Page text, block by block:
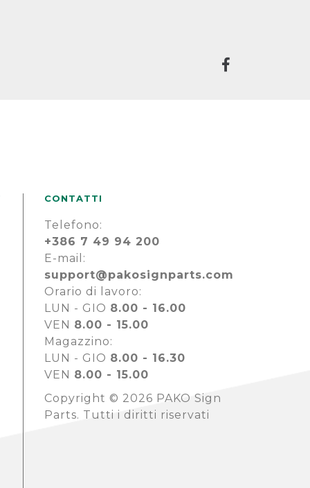
CONTATTI
Telefono:
+386 7 49 94 200
E-mail:
support@pakosignparts.com
Orario di lavoro:
LUN - GIO 8.00 - 16.00
VEN 8.00 - 15.00
Magazzino:
LUN - GIO 8.00 - 16.30
VEN 8.00 - 15.00
Copyright © 2026 PAKO Sign
Parts. Tutti i diritti riservati